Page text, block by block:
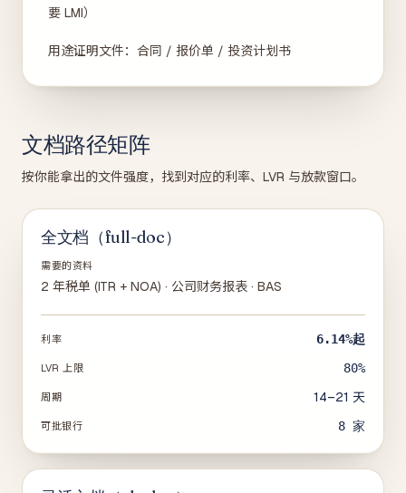
要 LMI）
用途证明文件：合同 / 报价单 / 投资计划书
文档路径矩阵
按你能拿出的文件强度，找到对应的利率、LVR 与放款窗口。
全文档（full-doc）
需要的资料
2 年税单 (ITR + NOA) · 公司财务报表 · BAS
利率 6.14%起
LVR 上限 80%
周期 14–21 天
可批银行 8 家